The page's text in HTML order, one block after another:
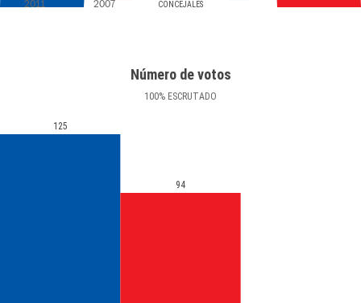
CONCEJALES
2011 2007
Número de votos
100% ESCRUTADO
125
94